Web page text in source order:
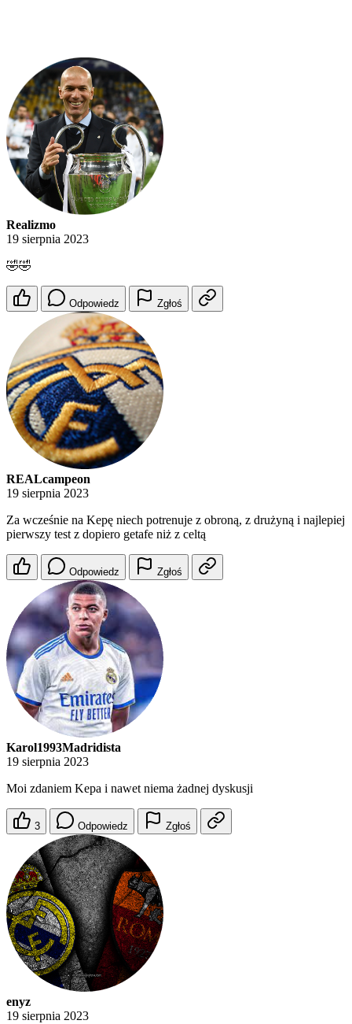
Realizmo
19 sierpnia 2023
🤣🤣
Odpowiedz Zgłoś
REALcampeon
19 sierpnia 2023
Za wcześnie na Kepę niech potrenuje z obroną, z drużyną i najlepiej
pierwszy test z dopiero getafe niż z celtą
Odpowiedz Zgłoś
Karol1993Madridista
19 sierpnia 2023
Moi zdaniem Kepa i nawet niema żadnej dyskusji
3 Odpowiedz Zgłoś
enyz
19 sierpnia 2023